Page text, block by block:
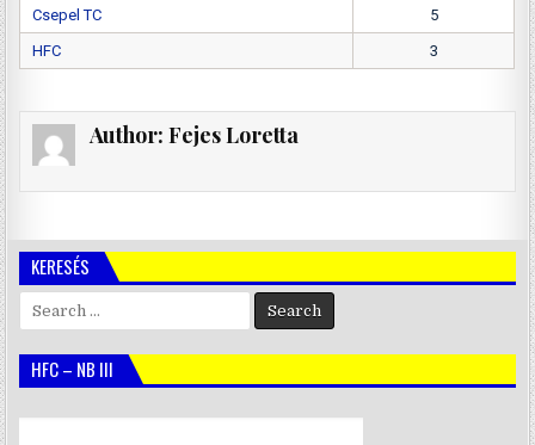
Csepel TC
5
HFC
3
Author: Fejes Loretta
KERESÉS
Search
for:
HFC – NB III